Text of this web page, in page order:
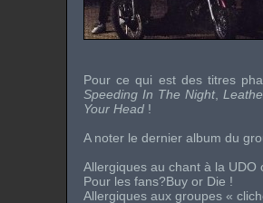
Pour ce qui est des titres
Speeding In The Night,
Your Head !
A noter le dernier album du
Allergiques au chant à la UDO
Pour les fans?Buy or Die !
Allergiques aux groupes «